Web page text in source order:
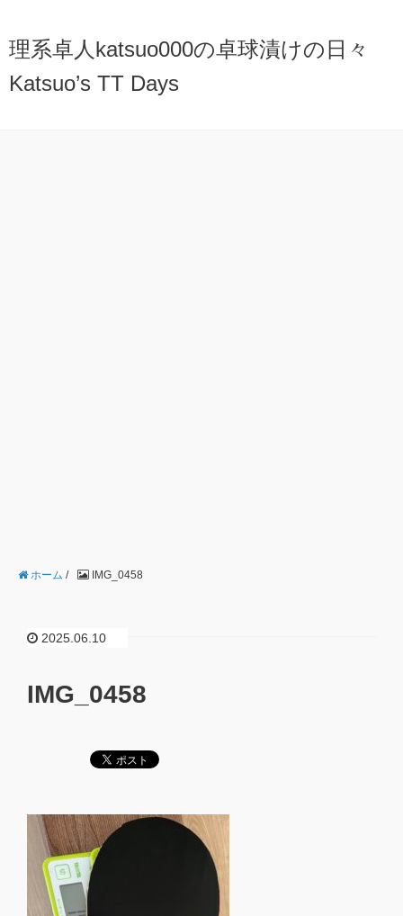
理系卓人katsuo000の卓球漬けの日々
Katsuo’s TT Days
ホーム / IMG_0458
2025.06.10
IMG_0458